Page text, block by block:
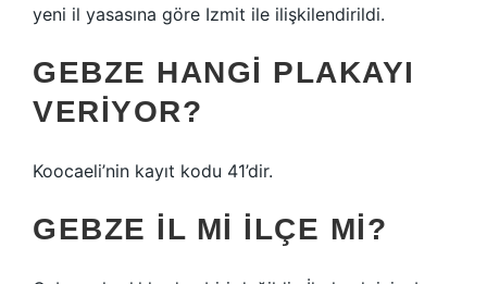
yeni il yasasına göre Izmit ile ilişkilendirildi.
GEBZE HANGI PLAKAYI
VERIYOR?
Koocaeli’nin kayıt kodu 41’dir.
GEBZE IL MI ILÇE MI?